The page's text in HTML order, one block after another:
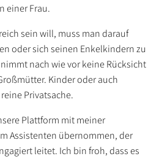
einer Frau.
sein will, muss man darauf
oder sich seinen Enkelkindern zu
nach wie vor keine Rücksicht
Kinder oder auch
Privatsache.
Plattform mit meiner
Assistenten übernommen, der
leitet. Ich bin froh, dass es